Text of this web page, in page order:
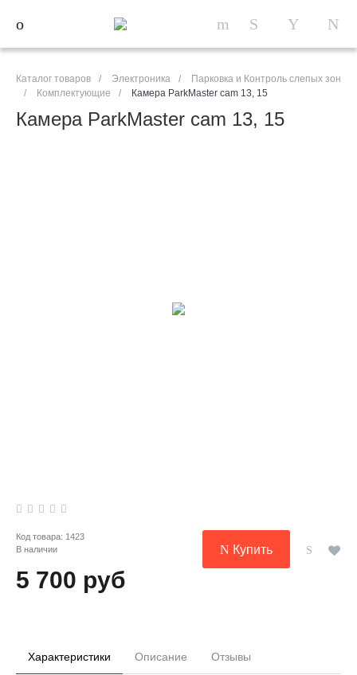
Каталог товаров / Электроника /
Парковка и Контроль слепых зон
/
Комплектующие / Камера ParkMaster cam 13, 15
Камера ParkMaster cam 13, 15
Код товара: 1423
В наличии
5 700 руб
Купить
Характеристики Описание Отзывы